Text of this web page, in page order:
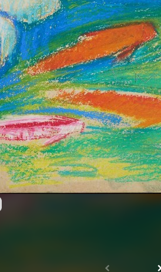
受著作權法保護-僅限於本平台有限度公開瀏覽